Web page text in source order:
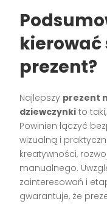
kierować
prezent?
Najlepszy prezent
dziewczynki to
Powinien łączyć
wizualną i
kreatywności,
manualnego.
zainteresowań i
gwarantuje, że